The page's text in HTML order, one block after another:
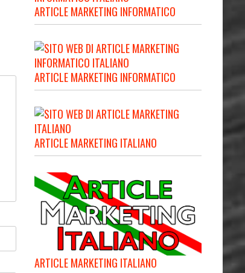
ARTICLE MARKETING INFORMATICO
ARTICLE MARKETING INFORMATICO
ARTICLE MARKETING ITALIANO
ARTICLE MARKETING ITALIANO